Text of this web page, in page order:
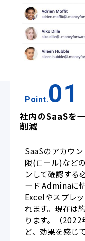
Point.01
社内のSaaSを
削減
SaaSのアカウ
限(ロール)など
ンして確認する
ード Adminaに
Excelやスプレ
れます。現在は
ります。（
ど、効果を感じ